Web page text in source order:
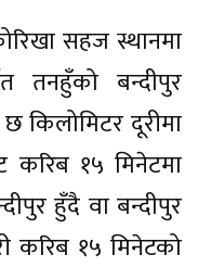
सहज स्थानमा
तनहुँको बन्दीपुर
किलोमिटर दूरीमा
करिब १५ मिनेटमा
हुँदै वा बन्दीपुर
करिब १५ मिनेटको